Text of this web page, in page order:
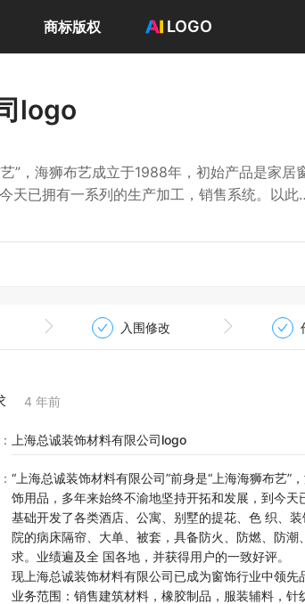
商标版权 LOGO
登录 / 注册
logo
”，海狮布艺成立于1988年，初始产品是家居
天已拥有一系列的生产加工，销售系统。以此
潮、防紫外线、耐磨、耐洗，不褪色等特殊要
先品牌。
装修建设工程设计与施工，电子商务（不得从
业务。
入围修改
4 年前
： 上海总诚装饰材料有限公司logo
： “上海总诚装饰材料有限公司”前身是“上海海狮布艺
饰用品，多年来始终不渝地坚持开拓和发展，到今
基础开发了各类酒店、公寓、别墅的提花、色 织、
院的病床隔帘、大单、被套，具备防火、防燃、防
求。业绩遍及全 国各地，并获得用户的一致好评。
现上海总诚装饰材料有限公司已成为窗饰行业中领先
业务范围：销售建筑材料，橡胶制品，服装辅料，